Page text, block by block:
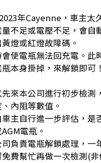
年Cayenne，車主太
不足或電壓不足，會自
燈或紅燈故障碼。
使電瓶無法回充電。此
本身掛掉，來解鎖即可！
來本公司進行初步檢測
內阻等數值。
主自行進一步評估，是
電瓶。
負責電瓶解鎖處理，一
費幫忙再做一次檢測(非